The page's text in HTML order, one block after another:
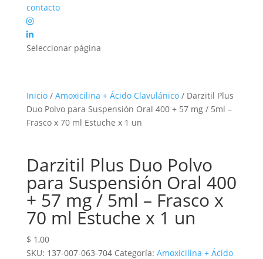
contacto
Seleccionar página
Inicio/ Amoxicilina + Ácido Clavulánico/ Darzitil Plus
Duo Polvo para Suspensión Oral 400 + 57 mg / 5ml –
Frasco x 70 ml Estuche x 1 un
Darzitil Plus Duo Polvo
para Suspensión Oral 400
+ 57 mg / 5ml – Frasco x
70 ml Estuche x 1 un
$ 1,00
SKU: 137-007-063-704 Categoría: Amoxicilina + Ácido